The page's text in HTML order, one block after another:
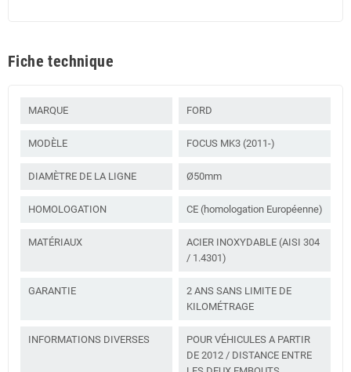
Fiche technique
MARQUE FORD
MODÈLE FOCUS MK3 (2011-)
DIAMÈTRE DE LA LIGNE Ø50mm
HOMOLOGATION CE (homologation Européenne)
MATÉRIAUX
ACIER INOXYDABLE (AISI 304
/ 1.4301)
GARANTIE
2 ANS SANS LIMITE DE
KILOMÉTRAGE
INFORMATIONS DIVERSES
POUR VÉHICULES A PARTIR
DE 2012 / DISTANCE ENTRE